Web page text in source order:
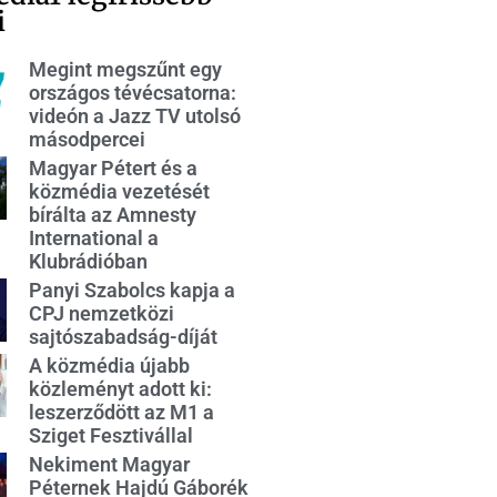
Megint megszűnt egy
országos tévécsatorna:
videón a Jazz TV utolsó
másodpercei
Magyar Pétert és a
közmédia vezetését
bírálta az Amnesty
International a
Klubrádióban
Panyi Szabolcs kapja a
CPJ nemzetközi
sajtószabadság-díját
A közmédia újabb
közleményt adott ki:
leszerződött az M1 a
Sziget Fesztivállal
Nekiment Magyar
Péternek Hajdú Gáborék